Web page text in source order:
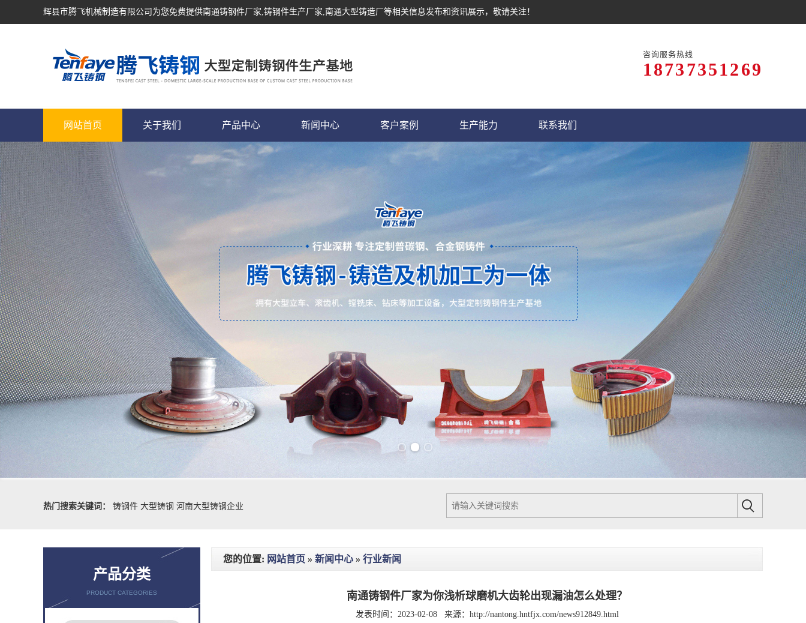
辉县市腾飞机械制造有限公司为您免费提供南通铸钢件厂家,铸钢件生产厂家,南通大型铸造厂等相关信息发布和资讯展示，敬请关注！
咨询服务热线
18737351269
网站首页 关于我们 产品中心 新闻中心 客户案例 生产能力 联系我们
热门搜索关键词：
铸钢件 大型铸钢 河南大型铸钢企业
产品分类
PRODUCT CATEGORIES
您的位置: 网站首页 » 新闻中心 » 行业新闻
南通铸钢件厂家为你浅析球磨机大齿轮出现漏油怎么处理？
发表时间：2023-02-08 来源： http://nantong.hntfjx.com/news912849.html